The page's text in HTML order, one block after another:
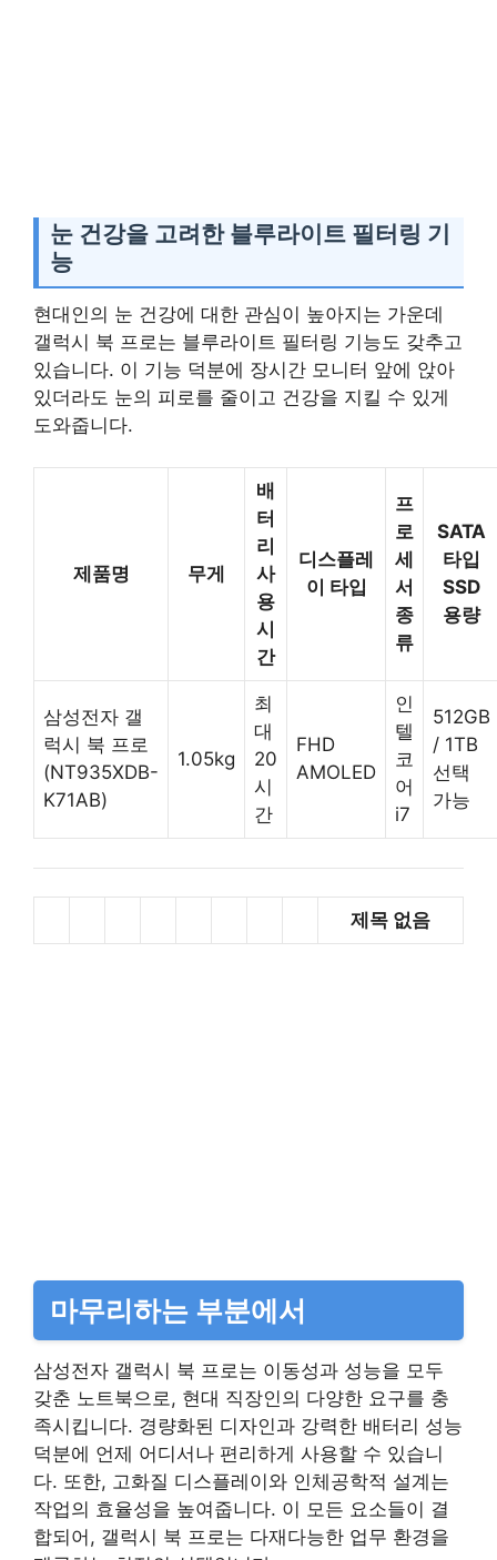
눈 건강을 고려한 블루라이트 필터링 기
능
현대인의 눈 건강에 대한 관심이 높아지는 가운데
갤럭시 북 프로는 블루라이트 필터링 기능도 갖추고
있습니다. 이 기능 덕분에 장시간 모니터 앞에 앉아
있더라도 눈의 피로를 줄이고 건강을 지킬 수 있게
도와줍니다.
제품명 무게
배
터
리
사
용
시
간
디스플레
이 타입
프
로
세
서
종
류
SATA
타입
SSD
용량
삼성전자 갤
럭시 북 프로
(NT935XDB-
K71AB)
1.05kg
최
대
20
시
간
FHD
AMOLED
인
텔
코
어
i7
512GB
/ 1TB
선택
가능
제목 없음
마무리하는 부분에서
삼성전자 갤럭시 북 프로는 이동성과 성능을 모두
갖춘 노트북으로, 현대 직장인의 다양한 요구를 충
족시킵니다. 경량화된 디자인과 강력한 배터리 성능
덕분에 언제 어디서나 편리하게 사용할 수 있습니
다. 또한, 고화질 디스플레이와 인체공학적 설계는
작업의 효율성을 높여줍니다. 이 모든 요소들이 결
합되어, 갤럭시 북 프로는 다재다능한 업무 환경을